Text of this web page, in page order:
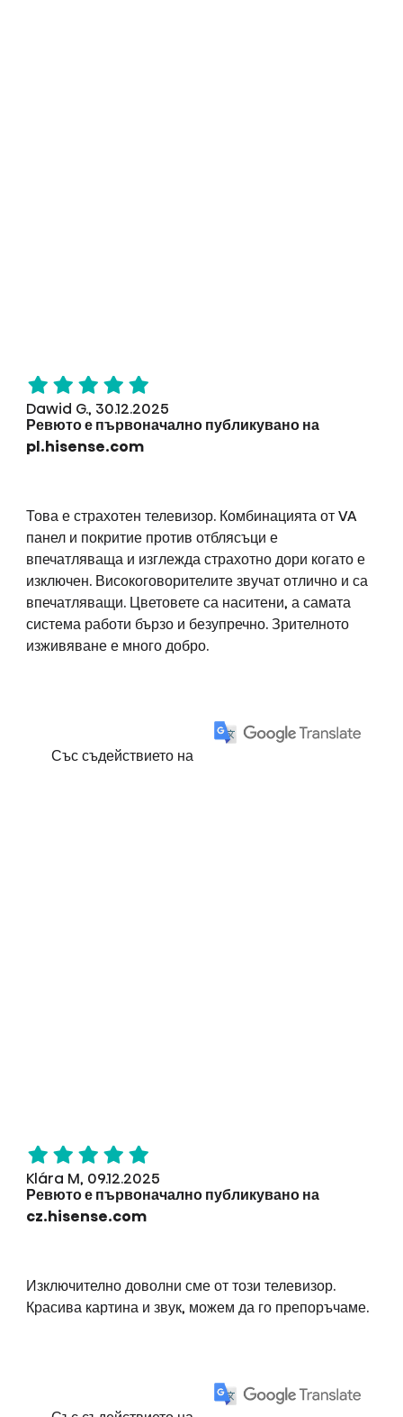
Dawid G., 30.12.2025
Ревюто е първоначално публикувано на
pl.hisense.com
Това е страхотен телевизор. Комбинацията от VA
панел и покритие против отблясъци е
впечатляваща и изглежда страхотно дори когато е
изключен. Високоговорителите звучат отлично и са
впечатляващи. Цветовете са наситени, а самата
система работи бързо и безупречно. Зрителното
изживяване е много добро.
Със съдействието на
Klára M, 09.12.2025
Ревюто е първоначално публикувано на
cz.hisense.com
Изключително доволни сме от този телевизор.
Красива картина и звук, можем да го препоръчаме.